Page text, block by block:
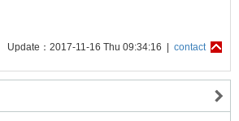
Update：2017-11-16 Thu 09:34:16 | contact